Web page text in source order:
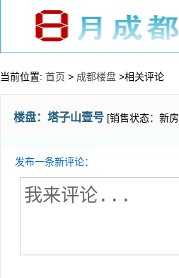
当前位置: 首页 > 成都楼盘 >相关评论
楼盘： 塔子山壹号 [销售状态：新房
发布一条新评论：